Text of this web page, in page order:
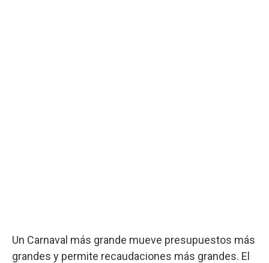
Un Carnaval más grande mueve presupuestos más
grandes y permite recaudaciones más grandes. El